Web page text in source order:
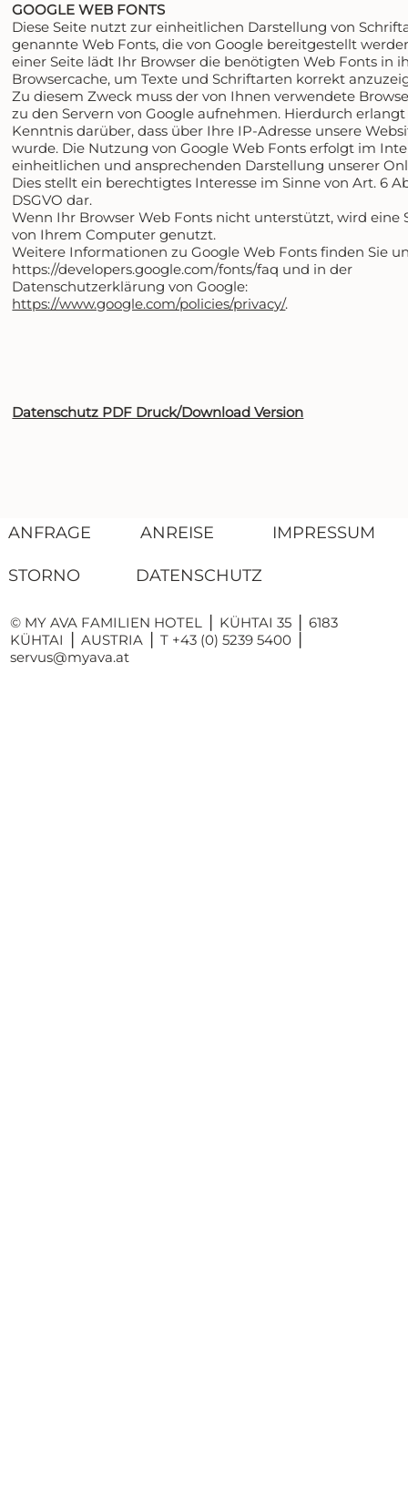
GOOGLE WEB FONTS
Diese Seite nutzt zur einheitlichen Darstellung von
genannte Web Fonts, die von Google bereitgestellt
einer Seite lädt Ihr Browser die benötigten Web Fonts in
Browsercache, um Texte und Schriftarten korrekt
Zu diesem Zweck muss der von Ihnen verwendete
zu den Servern von Google aufnehmen. Hierdurch
Kenntnis darüber, dass über Ihre IP-Adresse unsere
wurde. Die Nutzung von Google Web Fonts erfolgt im
einheitlichen und ansprechenden Darstellung unserer
Dies stellt ein berechtigtes Interesse im Sinne von Art. 6
DSGVO dar.
Wenn Ihr Browser Web Fonts nicht unterstützt, wird eine
von Ihrem Computer genutzt.
Weitere Informationen zu Google Web Fonts finden Sie
https://developers.google.com/fonts/faq und in der
Datenschutzerklärung von Google:
https://www.google.com/policies/privacy/.
Datenschutz PDF Druck/Download Version
© MY AVA FAMILIEN HOTEL ⎪ KÜHTAI 35 ⎪ 6183
KÜHTAI ⎪ AUSTRIA ⎪ T +43 (0) 5239 5400 ⎪
servus@myava.at
ANREISE
STORNO
IMPRESSUM
DATENSCHUTZ
ANFRAGE